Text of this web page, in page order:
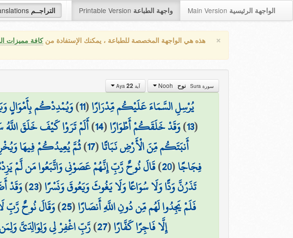
التراجــم Printable Version واجهة الطباعة Main Version الواجهة الرئيسية
× هذه هي الواجهة المخصصة للطباعة ، يمكنك الإستفادة منكافة مميزات
سورة Sura نوح آية Aya 22
يُرْسِلِ السَّمَاءَ عَلَيْكُم مِّدْرَارًا(
11
)وَيُمْدِدْكُم بِأَمْوَالٍ
(
13
)وَقَدْ خَلَقَكُمْ أَطْوَارًا(
14
)أَلَمْ تَرَوْا كَيْفَ خَلَقَ
أَنبَتَكُم مِّنَ الْأَرْضِ نَبَاتًا(
17
)ثُمَّ يُعِيدُكُمْ فِيهَا
فِجَاجًا(
20
)قَالَ نُوحٌ رَّبِّ إِنَّهُمْ عَصَوْنِي وَاتَّبَعُوا مَن لَّمْ
تَذَرُنَّ وَدًّا وَلَا سُوَاعًا وَلَا يَغُوثَ وَيَعُوقَ وَنَسْرًا(
23
)وَقَدْ
فَلَمْ يَجِدُوا لَهُم مِّن دُونِ اللَّهِ أَنصَارًا(
25
)وَقَالَ نُوحٌ رَّبِّ
إِلَّا فَاجِرًا كَفَّارًا(
27
)رَّبِّ اغْفِرْ لِي وَلِوَالِدَيَّ